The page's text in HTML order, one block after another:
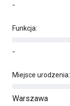
-
Funkcja:
-
Miejsce urodzenia:
Warszawa